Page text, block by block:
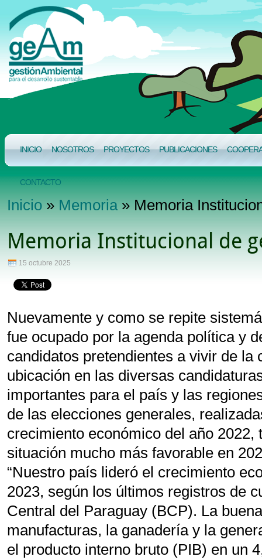
INICIO NOSOTROS PROYECTOS PUBLICACIONES
CONTACTO
Inicio»Memoria» Memoria
Memoria Institucional de
15 octubre 2025
Nuevamente y como se repite
fue ocupado por la agenda política y
candidatos pretendientes a vivir de la
ubicación en las diversas
importantes para el país y las
de las elecciones generales,
crecimiento económico del año 2022,
situación mucho más favorable en
“Nuestro país lideró el crecimiento
2023, según los últimos registros de
Central del Paraguay (BCP). La
manufacturas, la ganadería y la
el producto interno bruto (PIB) en un